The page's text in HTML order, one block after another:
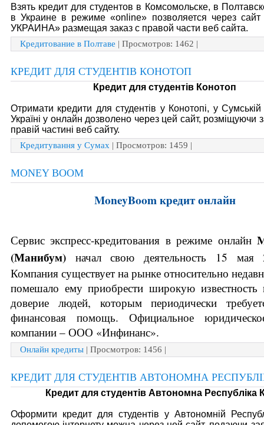
Взять кредит для студентов в Комсомольске, в
в Украине в режиме «online» позволяется через
УКРАИНА» размещая заказ с правой части веб сайта.
Кредитование в Полтаве | Просмотров: 1462 |
КРЕДИТ ДЛЯ СТУДЕНТІВ КОНОТОП
Кредит для студентів Конотоп
Отримати кредити для студентів у Конотопі, у Сумській
Україні у онлайн дозволено через цей сайт, розміщуючи
правій частині веб сайту.
Кредитування у Сумах | Просмотров: 1459 |
MONEY BOOM
MoneyBoom кредит онлайн
Сервис экспресс-кредитования в режиме онлайн
(Манибум) начал свою деятельность 15 мая
Компания существует на рынке относительно
помешало ему приобрести широкую известность
доверие людей, которым периодически
финансовая помощь. Официальное
компании – ООО «Инфинанс».
Онлайн кредиты | Просмотров: 1456 |
КРЕДИТ ДЛЯ СТУДЕНТІВ АВТОНОМНА
Кредит для студентів Автономна Республіка
Оформити кредит для студентів у Автономній